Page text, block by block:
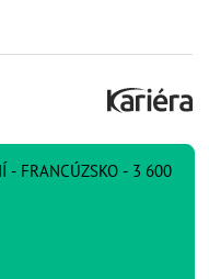
- FRANCÚZSKO - 3 600